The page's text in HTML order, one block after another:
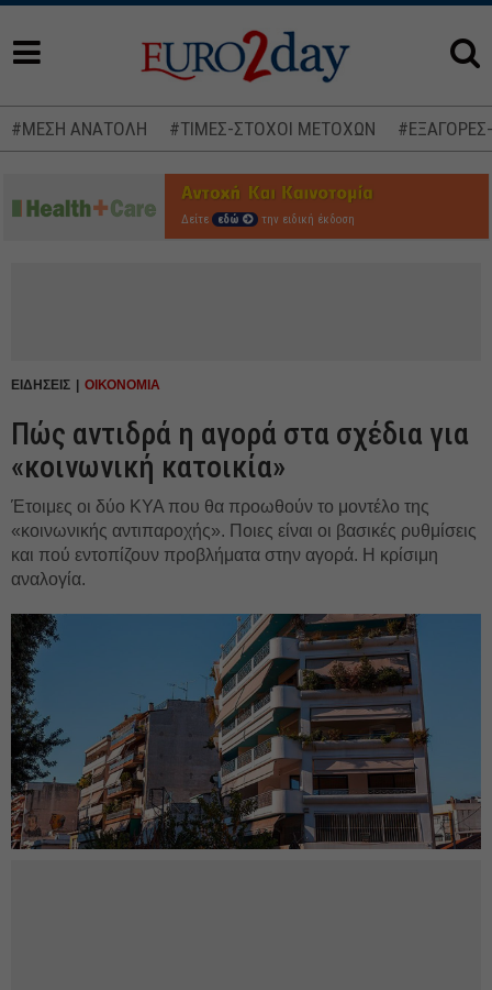
#ΜΕΣΗ ΑΝΑΤΟΛΗ #ΤΙΜΕΣ-ΣΤΟΧΟΙ ΜΕΤΟΧΩΝ
Δείτε εδώ την ειδική έκδοση
ΕΙΔΗΣΕΙΣ ΟΙΚΟΝΟΜΙΑ
Πώς αντιδρά η αγορά στα σχέδια για
«κοινωνική κατοικία»
Έτοιμες οι δύο ΚΥΑ που θα προωθούν το μοντέλο της
«κοινωνικής αντιπαροχής». Ποιες είναι οι βασικές ρυθμίσεις
και πού εντοπίζουν προβλήματα στην αγορά. Η κρίσιμη
αναλογία.